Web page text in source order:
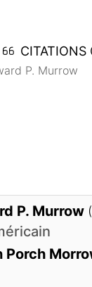
CITATIONS
P. Murrow
P. Murrow
Porch